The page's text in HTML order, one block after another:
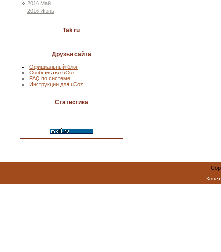
2016 Май
2016 Июнь
Tak ru
Друзья сайта
Официальный блог
Сообщество uCoz
FAQ по системе
Инструкции для uCoz
Статистика